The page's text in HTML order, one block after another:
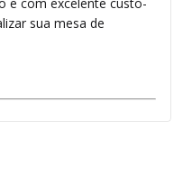
e com excelente custo-
sua mesa de